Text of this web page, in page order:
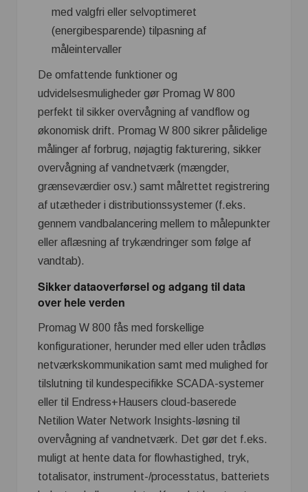
med valgfri eller selvoptimeret
(energibesparende) tilpasning af
måleintervaller
De omfattende funktioner og
udvidelsesmuligheder gør Promag W 800
perfekt til sikker overvågning af vandflow og
økonomisk drift. Promag W 800 sikrer pålidelige
målinger af forbrug, nøjagtig fakturering, sikker
overvågning af vandnetværk (mængder,
grænseværdier osv.) samt målrettet registrering
af utætheder i distributionssystemer (f.eks.
gennem vandbalancering mellem to målepunkter
eller aflæsning af trykændringer som følge af
vandtab).
Sikker dataoverførsel og adgang til data
over hele verden
Promag W 800 fås med forskellige
konfigurationer, herunder med eller uden trådløs
netværkskommunikation samt med mulighed for
tilslutning til kundespecifikke SCADA-systemer
eller til Endress+Hausers cloud-baserede
Netilion Water Network Insights-løsning til
overvågning af vandnetværk. Det gør det f.eks.
muligt at hente data for flowhastighed, tryk,
totalisator, instrument-/processtatus, batteriets